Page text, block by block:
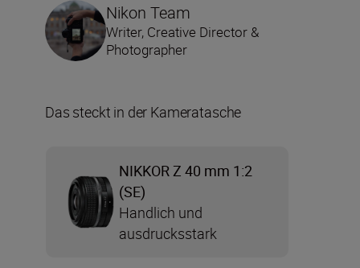
Nikon Team
Writer, Creative Director &
Photographer
Das steckt in der Kameratasche
NIKKOR Z 40 mm 1:2
(SE)
Handlich und
ausdrucksstark